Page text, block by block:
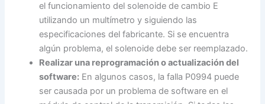
el funcionamiento del solenoide de cambio E
utilizando un multímetro y siguiendo las
especificaciones del fabricante. Si se encuentra
algún problema, el solenoide debe ser reemplazado.
Realizar una reprogramación o actualización del
software: En algunos casos, la falla P0994 puede
ser causada por un problema de software en el